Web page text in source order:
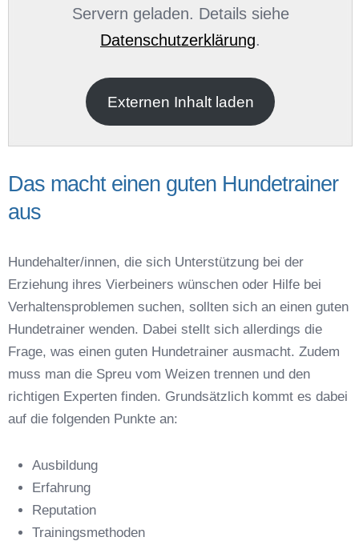
Anschrift
Servern geladen. Details siehe
Datenschutzerklärung.
Externen Inhalt laden
Das macht einen guten Hundetrainer
aus
Hundehalter/innen, die sich Unterstützung bei der
Erziehung ihres Vierbeiners wünschen oder Hilfe bei
Verhaltensproblemen suchen, sollten sich an einen guten
Hundetrainer wenden. Dabei stellt sich allerdings die
Frage, was einen guten Hundetrainer ausmacht. Zudem
muss man die Spreu vom Weizen trennen und den
richtigen Experten finden. Grundsätzlich kommt es dabei
auf die folgenden Punkte an:
Ausbildung
Erfahrung
Reputation
Trainingsmethoden